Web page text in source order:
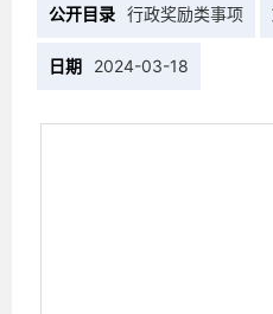
公开目录 行政奖励类事项
日期 2024-03-18